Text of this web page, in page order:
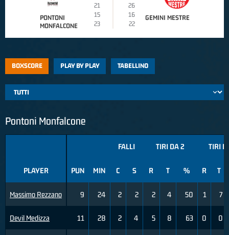
PONTONI
MONFALCONE
21
26
15
16
23
22
GEMINI MESTRE
BOXSCORE PLAY BY PLAY TABELLINO
Pontoni Monfalcone
PLAYER
Massimo Rezzano
Devil Medizza
FALLI TIRI DA 2 TIRI
PUN MIN C S R T % R T
9 24 2 2 2 4 50 1 7
11 28 2 4 5 8 63 0 0